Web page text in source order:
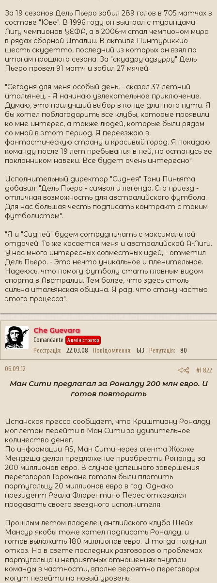
За 19 сезонов Дель Пьеро забил 289 голов в 705 матчах в
составе "Юве". В 1996 году он выиграл с туринцами
Лигу чемпионов УЕФА, а в 2006-м стал чемпионом мира
в рядах сборной Италии. В активе Пинтуриккио
шесть скудетто, последний из которых он взял по
итогам прошлого сезона. За "скуадру адзурру" Дель
Пьеро провел 91 матч и забил 27 мячей.
"Сегодня для меня особый день, - сказал 37-летний
итальянец. - Я начинаю увлекательное приключение.
Думаю, это наилучший выбор в конце длинного пути. Я
бы хотел поблагодарить все клубы, которые проявили
ко мне интерес, а также людей, которые были рядом
со мной в этот период. Я переезжаю в
фантастическую страну и красивый город. Я покидаю
команду после 19 лет пребывания в ней, но останусь ее
поклонником навеки. Все будет очень интересно".
Исполнительный директор "Сиднея" Тони Пиньята
добавил: "Дель Пьеро - символ и легенда. Его приезд -
отличная возможность для австралийского футбола.
Для нас большая честь подписать контракт с таким
футболистом".
"Я и "Сидней" будем сотрудничать с максимальной
отдачей. То же касается меня и австралийской А-Лиги.
У нас много интересных совместных идей, - отметил
Дель Пьеро. - Это нечто уникальное и пленительное.
Надеюсь, что помогу футболу стать главным видом
спорта в Австралии. Тем более, что здесь столь
сильна итальянская община. Я рад, что стану частью
этого процесса".
Che Guevara
Comandante Адміністратор
Реєстрація 22.03.08 Повідомлення 613 Репутація 80
06.09.12 #1 822
Ман Сити предлагал за Роналду 200 млн евро. И
готов повторить
Испанская пресса сообщает, что Криштиану Роналду
мог летом перейти в Ман Сити за удивительное
количество денег.
По информации AS, Ман Сити через агента Жорже
Мендеша делал предложение приобрести Роналду за
200 миллионов евро. В случае успешного завершения
переговоров Горожане готовы были платить
португальцу 20 миллионов евро в год. Однако
президент Реала Флорентино Перес отказался
продавать своего звездного исполнителя.
Прошлым летом владелец английского клуба Шейх
Мансур якобы тоже хотел подписать Роналду, и
готов выложить 180 миллионов евро. И тогда получил
отказ. Но в свете последних разговоров о проблемах
португальца и неприятных отношениях внутри
команды в частности, вполне вероятно переговоры
могут перейти на новый уровень.